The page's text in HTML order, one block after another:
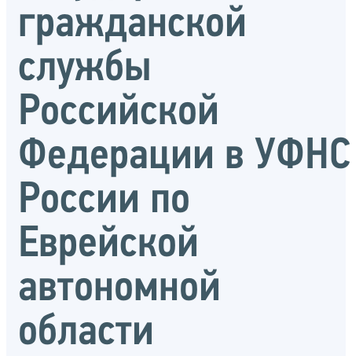
гражданской
службы
Российской
Федерации в УФНС
России по
Еврейской
автономной
области